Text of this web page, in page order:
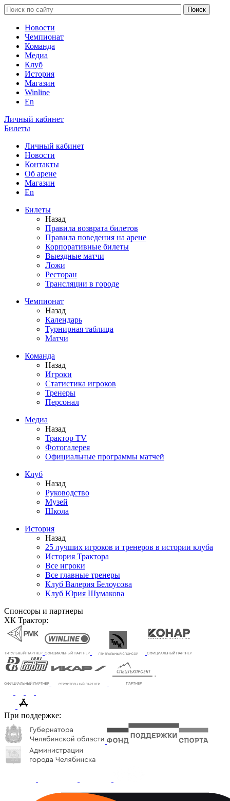
Новости
Чемпионат
Команда
Медиа
Клуб
История
Магазин
Winline
En
Личный кабинет
Билеты
Личный кабинет
Новости
Контакты
Об арене
Магазин
En
Билеты
Назад
Правила возврата билетов
Правила поведения на арене
Корпоративные билеты
Выездные матчи
Ложи
Ресторан
Трансляции в городе
Чемпионат
Назад
Календарь
Турнирная таблица
Матчи
Команда
Назад
Игроки
Статистика игроков
Тренеры
Персонал
Медиа
Назад
Трактор TV
Фотогалерея
Официальные программы матчей
Клуб
Назад
Руководство
Музей
Школа
История
Назад
25 лучших игроков и тренеров в истории клуба
История Трактора
Все игроки
Все главные тренеры
Клуб Валерия Белоусова
Клуб Юрия Шумакова
Спонсоры и партнеры
ХК Трактор:
При поддержке: